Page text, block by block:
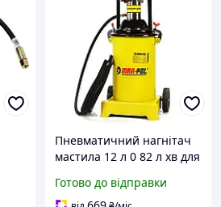
Пневматичний нагнітач
мастила 12 л 0 82 л хв для
жовтий Mar-pol MK-2128
Готово до відправки